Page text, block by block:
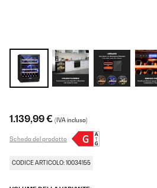
1.139,99 € (IVA inclusa)
Scheda del prodotto
CODICE ARTICOLO: 10034155